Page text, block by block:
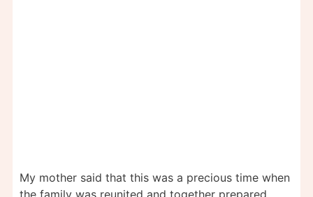
My mother said that this was a precious time when
the family was reunited and together prepared